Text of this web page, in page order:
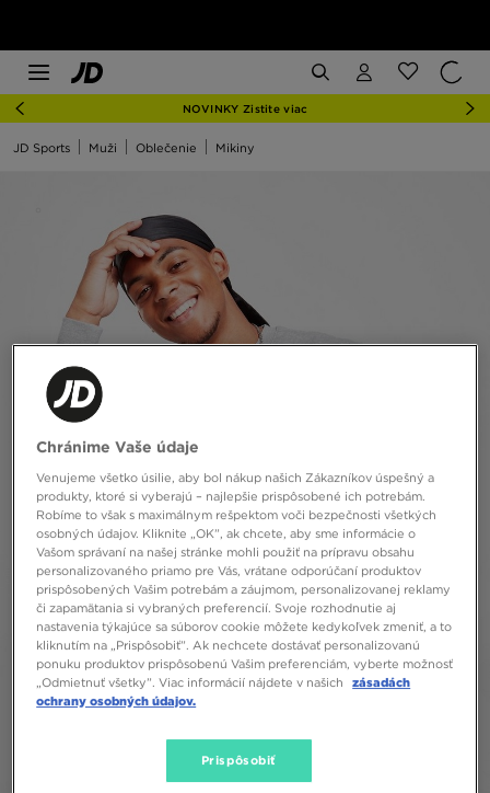
NOVINKY Zistite viac
JD Sports Muži Oblečenie Mikiny
Chránime Vaše údaje
Venujeme všetko úsilie, aby bol nákup našich Zákazníkov úspešný a
produkty, ktoré si vyberajú – najlepšie prispôsobené ich potrebám.
Robíme to však s maximálnym rešpektom voči bezpečnosti všetkých
osobných údajov. Kliknite „OK”, ak chcete, aby sme informácie o
Vašom správaní na našej stránke mohli použiť na prípravu obsahu
personalizovaného priamo pre Vás, vrátane odporúčaní produktov
prispôsobených Vašim potrebám a záujmom, personalizovanej reklamy
či zapamätania si vybraných preferencií. Svoje rozhodnutie aj
nastavenia týkajúce sa súborov cookie môžete kedykoľvek zmeniť, a to
kliknutím na „Prispôsobiť”. Ak nechcete dostávať personalizovanú
ponuku produktov prispôsobenú Vašim preferenciám, vyberte možnosť
„Odmietnuť všetky”. Viac informácií nájdete v našich
zásadách
ochrany osobných údajov.
Prispôsobiť